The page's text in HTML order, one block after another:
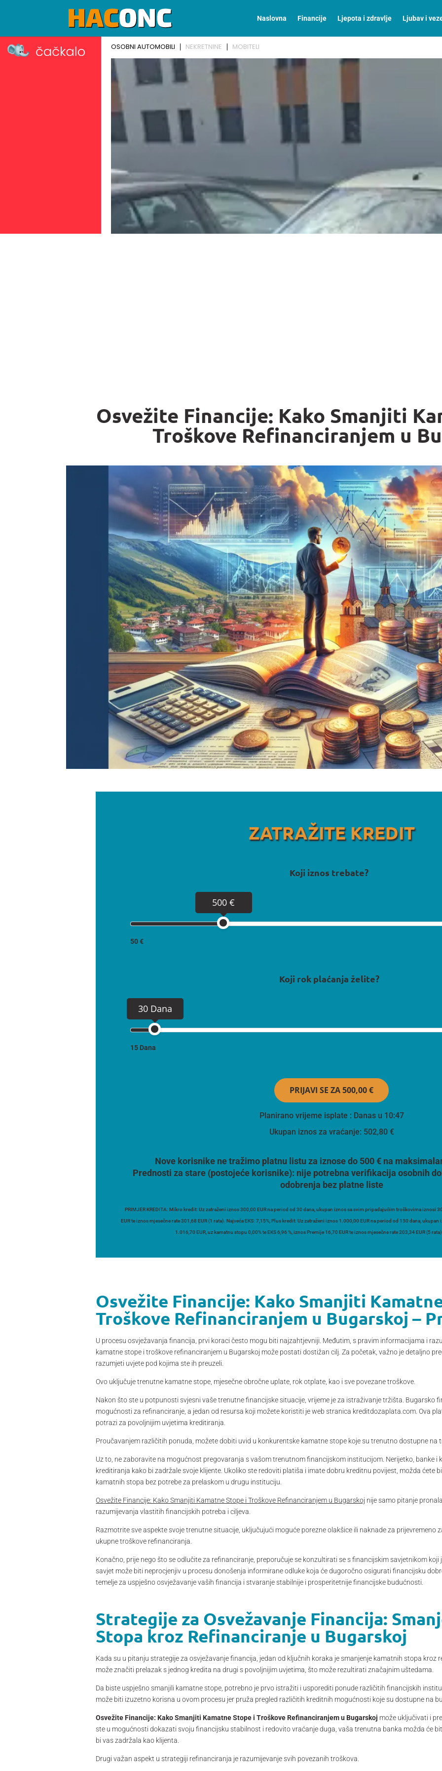
Naslovna Financije Ljepota i zdravlje Ljubav i
Osvežite Financije: Kako Smanjiti
Troškove Refinanciranjem u
ZATRAŽITE KREDIT
Koji iznos trebate?
500 €
50 €
Koji rok plaćanja želite?
30 Dana
15 Dana
PRIJAVI SE ZA500,00 €
Planirano vrijeme isplate : Danas u 10:47
Ukupan iznos za vraćanje: 502,80 €
Nove korisnike ne tražimo platnu listu za iznose do 500 € na
Prednosti za stare (postojeće korisnike): nije potrebna verifikacija osobnih
odobrenja bez platne liste
PRIMJER KREDITA: Mikro kredit: Uz zatraženi iznos 300,00 EUR na period od 30 dana, ukupan iznos sa svim pripadajućim troškovima iznosi
EUR te iznos mjesečne rate 301,68 EUR (1 rata). Najveća EKS: 7,15%, Plus kredit: Uz zatraženi iznos 1.000,00 EUR na period od 150 dana,
1.016,70 EUR, uz kamatnu stopu 0,00% te EKS 6,96 %, iznos Premije 16,70 EUR te iznos mjesečne rate 203,34 EUR (5
Osvežite Financije: Kako Smanjiti
Troškove Refinanciranjem u Bugarskoj –
U procesu osvježavanja financija, prvi koraci često mogu biti najzahtjevniji. Međutim, s pravim informacijama i
kamatne stope i troškove refinanciranjem u Bugarskoj može postati dostižan cilj. Za početak, važno je detaljno
razumjeti uvjete pod kojima ste ih preuzeli.
Ovo uključuje trenutne kamatne stope, mjesečne obročne uplate, rok otplate, kao i sve povezane troškove.
Nakon što ste u potpunosti svjesni vaše trenutne financijske situacije, vrijeme je za istraživanje tržišta. Bugarsko
mogućnosti za refinanciranje, a jedan od resursa koji možete koristiti je web stranica kreditdozaplata.com. Ova
potrazi za povoljnijim uvjetima kreditiranja.
Proučavanjem različitih ponuda, možete dobiti uvid u konkurentske kamatne stope koje su trenutno dostupne na
Uz to, ne zaboravite na mogućnost pregovaranja s vašom trenutnom financijskom institucijom. Nerijetko, banke i
kreditiranja kako bi zadržale svoje klijente. Ukoliko ste redoviti platiša i imate dobru kreditnu povijest, možda ćete
kamatnih stopa bez potrebe za prelaskom u drugu instituciju.
Osvežite Financije: Kako Smanjiti Kamatne Stope i Troškove Refinanciranjem u Bugarskoj nije samo pitanje
razumijevanja vlastitih financijskih potreba i ciljeva.
Razmotrite sve aspekte svoje trenutne situacije, uključujući moguće porezne olakšice ili naknade za prijevremeno
ukupne troškove refinanciranja.
Konačno, prije nego što se odlučite za refinanciranje, preporučuje se konzultirati se s financijskim savjetnikom
savjet može biti neprocjenjiv u procesu donošenja informirane odluke koja će dugoročno osigurati financijsku
temelje za uspješno osvježavanje vaših financija i stvaranje stabilnije i prosperitetnije financijske budućnosti.
Strategije za Osvežavanje Financija:
Stopa kroz Refinanciranje u Bugarskoj
Kada su u pitanju strategije za osvježavanje financija, jedan od ključnih koraka je smanjenje kamatnih stopa kroz
može značiti prelazak s jednog kredita na drugi s povoljnijim uvjetima, što može rezultirati značajnim uštedama.
Da biste uspješno smanjili kamatne stope, potrebno je prvo istražiti i usporediti ponude različitih financijskih
može biti izuzetno korisna u ovom procesu jer pruža pregled različitih kreditnih mogućnosti koje su dostupne na
Osvežite Financije: Kako Smanjiti Kamatne Stope i Troškove Refinanciranjem u Bugarskoj može uključivati i
ste u mogućnosti dokazati svoju financijsku stabilnost i redovito vraćanje duga, vaša trenutna banka možda će
bi vas zadržala kao klijenta.
Drugi važan aspekt u strategiji refinanciranja je razumijevanje svih povezanih troškova.